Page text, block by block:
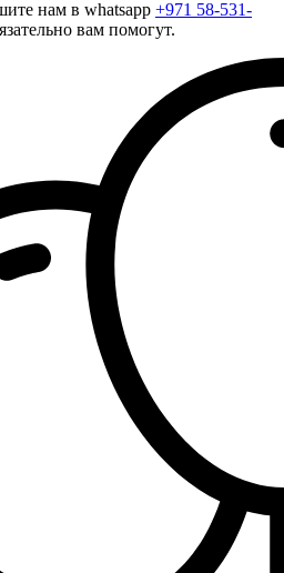
нам в whatsapp +971 58-531-
вам помогут.